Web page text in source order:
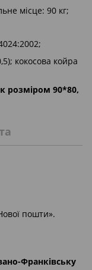
місце: 90 кг;
кокосова койра
розміром 90*80,
пошти».
Франківську